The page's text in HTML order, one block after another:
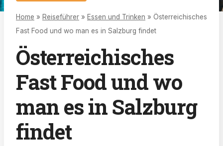
Home » Reiseführer » Essen und Trinken » Österreichisches
Fast Food und wo man es in Salzburg findet
Österreichisches
Fast Food und wo
man es in Salzburg
findet